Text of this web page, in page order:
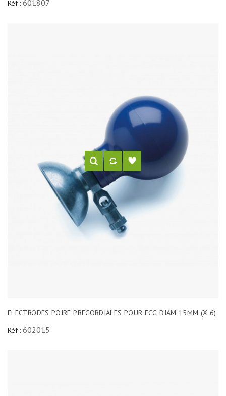
Réf : 601807
ELECTRODES POIRE PRECORDIALES POUR ECG DIAM 15MM (X 6)
Réf : 602015